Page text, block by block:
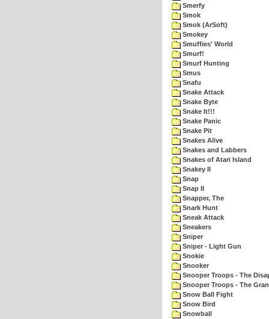
Smerfy
Smok
Smok (ArSoft)
Smokey
Smuffies' World
Smurf!
Smurf Hunting
Smus
Snafu
Snake Attack
Snake Byte
Snake It!!!
Snake Panic
Snake Pit
Snakes Alive
Snakes and Labbers
Snakes of Atari Island
Snakey II
Snap
Snap II
Snapper, The
Snark Hunt
Sneak Attack
Sneakers
Sniper
Sniper - Light Gun
Snokie
Snooker
Snooper Troops - The
Snooper Troops - The
Snow Ball Fight
Snow Bird
Snowball